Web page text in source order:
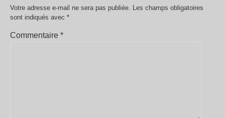
Votre adresse e-mail ne sera pas publiée. Les champs obligatoires
sont indiqués avec *
Commentaire *